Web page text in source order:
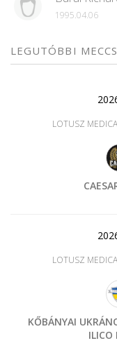
1995.04.06
LEGUTÓBBI
LOTUSZ
LOTUSZ
KŐBÁNYAI
ILICO